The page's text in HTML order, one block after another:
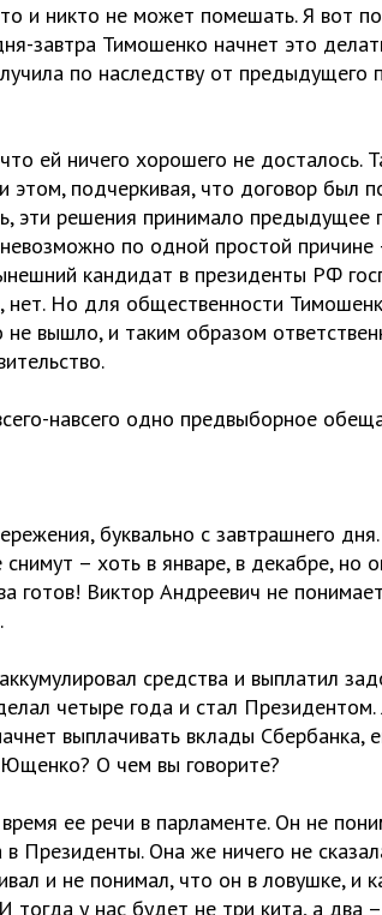
и никто не может помешать. Я вот
завтра Тимошенко начнет это
по наследству от предыдущего
ей ничего хорошего не досталось.
этом, подчеркивая, что договор был
эти решения принимало предыдущее
по одной простой
кандидат в президенты РФ
Но для общественности
вышло, и таким образом
навсего одно предвыборное
буквально с завтрашнего
– хоть в январе, в декабре, но
готов! Виктор Андреевич не
средства и выплатил
четыре года и стал
выплачивать вклады Сбербанка,
О чем вы говорите?
ее речи в парламенте. Он не
Президенты. Она же ничего не
и не понимал, что он в ловушке, и
тогда у нас будет не три кита, а два